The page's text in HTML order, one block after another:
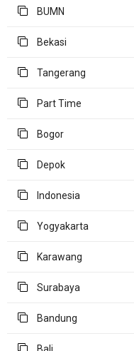
BUMN
Bekasi
Tangerang
Part Time
Bogor
Depok
Indonesia
Yogyakarta
Karawang
Surabaya
Bandung